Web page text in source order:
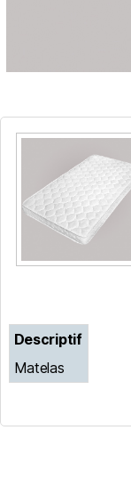
Descriptif
Matelas